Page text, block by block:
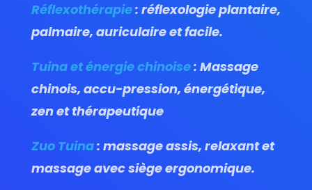
Réflexothérapie: réflexologie plantaire,
palmaire, auriculaire et facile.
Tuina et énergie chinoise: Massage
chinois, accu-pression, énergétique,
zen et thérapeutique
Zuo Tuina: massage assis, relaxant et
massage avec siège ergonomique.